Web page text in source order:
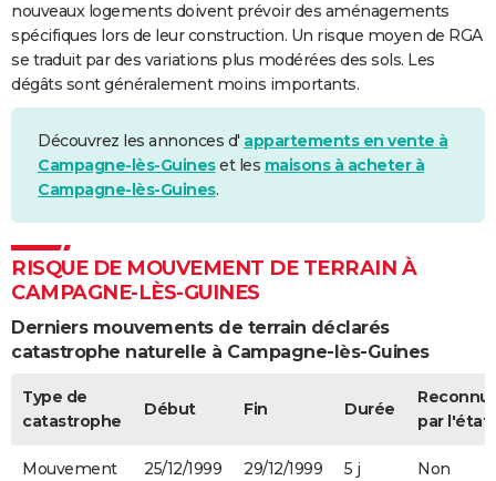
nouveaux logements doivent prévoir des aménagements
spécifiques lors de leur construction. Un risque moyen de RGA
se traduit par des variations plus modérées des sols. Les
dégâts sont généralement moins importants.
Découvrez les annonces d' appartements en vente à
Campagne-lès-Guineset les maisons à acheter à
Campagne-lès-Guines.
RISQUE DE MOUVEMENT DE TERRAIN À
CAMPAGNE-LÈS-GUINES
Derniers mouvements de terrain déclarés
catastrophe naturelle à Campagne-lès-Guines
Type de
catastrophe
Début Fin Durée
par l'état
Mouvement
25/12/1999 29/12/1999 5 j Non